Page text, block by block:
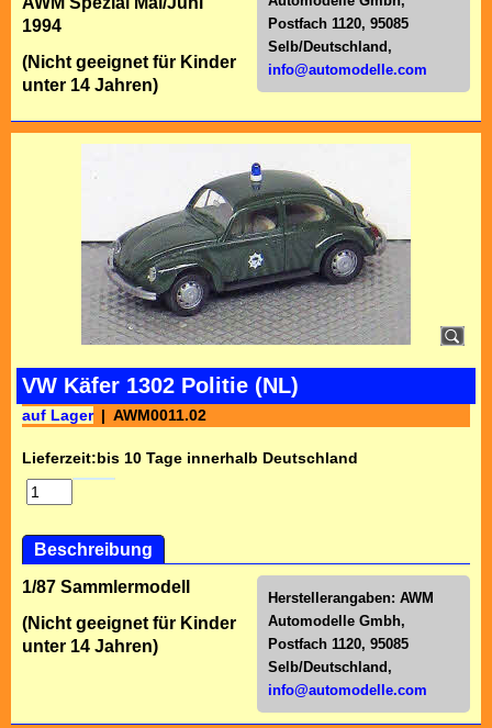
Postfach 1120, 95085
Selb/Deutschl and,
info@automodelle.com
1994
(Nicht geeignet für Kinder
unter 14 Jahren)
VW Käfer 1302 Politie (NL)
auf Lager AWM0011.02
Lieferzeit:bis 10 Tage innerhalb Deutschland
Beschreibung
Herstellerangaben: AWM
Automodelle Gmbh,
Postfach 1120, 95085
Selb/Deutschl and,
info@automodelle.com
1/87 Sammlermodell
(Nicht geeignet für Kinder
unter 14 Jahren)